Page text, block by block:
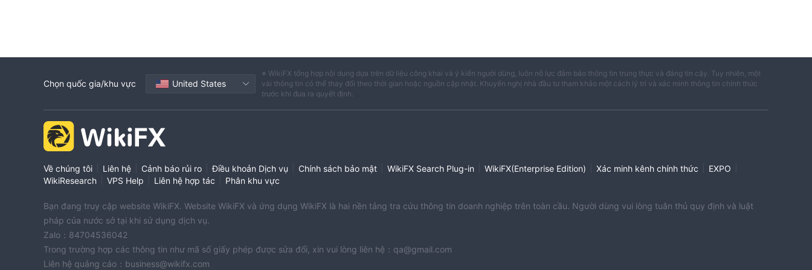
Chọn quốc gia/khu vực United States
※ WikiFX tổng hợp nội dung dựa trên dữ liệu công khai và ý kiến người dùng, luôn nỗ lực đảm bảo thông tin trung thực và đáng tin cậy. Tuy nhiên, một
vài thông tin có thể thay đổi theo thời gian hoặc nguồn cập nhật. Khuyến nghị nhà đầu tư tham khảo một cách lý trí và xác minh thông tin chính thức
trước khi đưa ra quyết định.
Về chúng tôi Liên hệ Cảnh báo rủi ro Điều khoản Dịch vụ Chính sách bảo mật WikiFX Search Plug-in WikiFX(Enterprise Edition) Xác minh kênh chính thức EXPO
WikiResearch
VPS Help Liên hệ hợp tác Phân khu vực
Bạn đang truy cập website WikiFX. Website WikiFX và ứng dụng WikiFX là hai nền tảng tra cứu thông tin doanh nghiệp trên toàn cầu. Người dùng vui lòng tuân thủ quy định và luật
pháp của nước sở tại khi sử dụng dịch vụ.
Zalo：84704536042
Trong trường hợp các thông tin như mã số giấy phép được sửa đổi, xin vui lòng liên hệ：qa@gmail.com
Liên hệ quảng cáo：business@wikifx.com